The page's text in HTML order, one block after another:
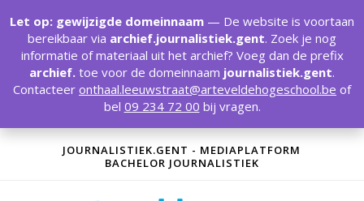
JOURNALISTIEK.GENT - MEDIAPLATFORM
BACHELOR JOURNALISTIEK
Let op: gewijzigde domeinnaam — De website is voortaan
bereikbaar via archief.journalistiek.gent. Zoek je nog
informatie of materiaal uit het archief? Voeg dan de prefix
archief. toe voor de domeinnaam journalistiek.gent.
Contacteer onthaal.leeuwstraat@arteveldehogeschool.be of
bel 09 234 72 00 bij vragen.